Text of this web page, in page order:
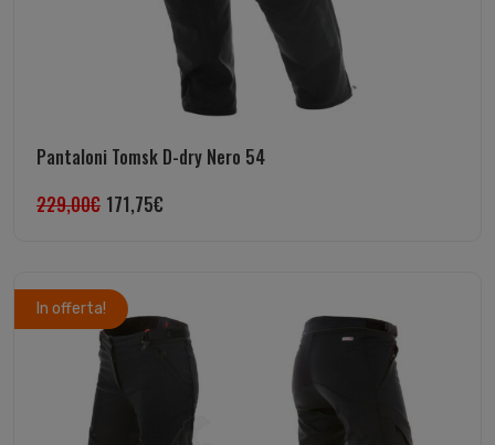
Pantaloni Tomsk D-dry Nero 54
229,00€ 171,75€
In offerta!